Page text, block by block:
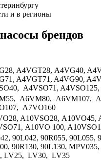
и в регионы
брендов
A4VGT28, A4VG40,
A4VGT71, A4VG90,
A4VSO71, A4VSO125,
A6VM80, A6VM107,
A7VO160
A10VSO28, A10VO45,
A10VO 100,
90L042, 90R055, 90L055,
90R130, 90L130,
LV25, LV30, LV35